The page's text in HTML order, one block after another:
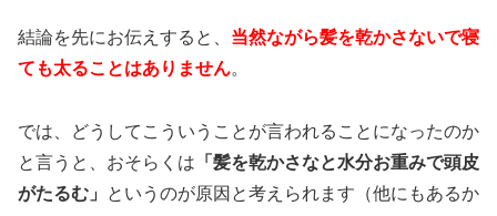
結論を先にお伝えすると、 当然ながら髪を乾かさないで寝
ても太ることはありません。
では、どうしてこういうことが言われることになったのか
と言うと、おそらくは 「髪を乾かさなと水分お重みで頭皮
がたるむ」
というのが原因と考えられます（他にもあるか